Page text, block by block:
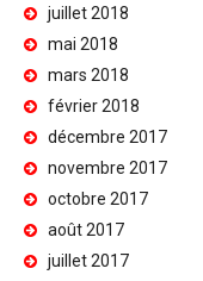
juillet 2018
mai 2018
mars 2018
février 2018
décembre 2017
novembre 2017
octobre 2017
août 2017
juillet 2017